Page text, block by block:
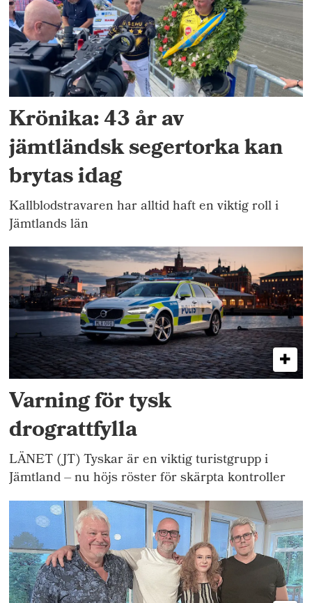
Krönika: 43 år av
jämtländsk segertorka kan
brytas idag
Kallblodstravaren har alltid haft en viktig roll i
Jämtlands län
Varning för tysk
drograttfylla
LÄNET (JT) Tyskar är en viktig turistgrupp i
Jämtland – nu höjs röster för skärpta kontroller